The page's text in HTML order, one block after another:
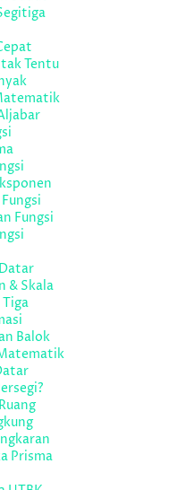
Tentu
Fungsi
& Skala
Balok
Prisma